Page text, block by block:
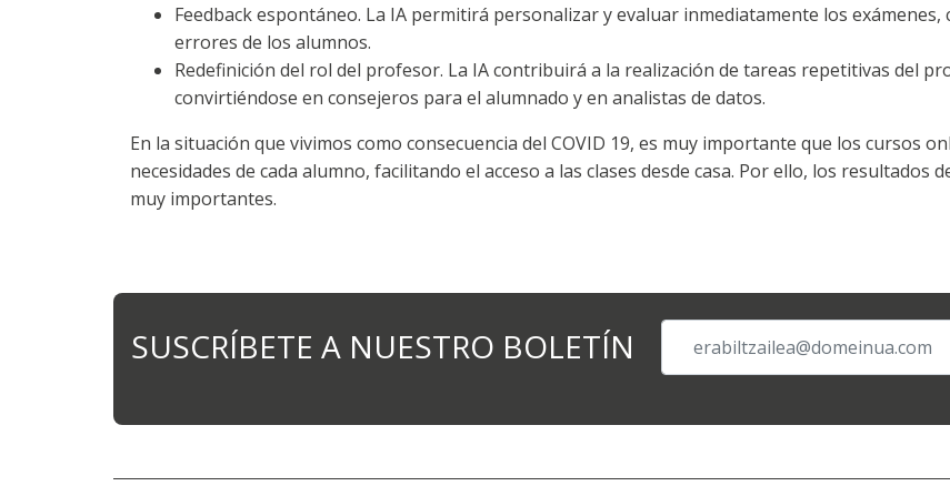
Feedback espontáneo. La IA permitirá personalizar y evaluar inmediatamente los
errores de los alumnos.
Redefinición del rol del profesor. La IA contribuirá a la realización de tareas repetitivas del
convirtiéndose en consejeros para el alumnado y en analistas de datos.
En la situación que vivimos como consecuencia del COVID 19, es muy importante que los cursos
necesidades de cada alumno, facilitando el acceso a las clases desde casa. Por ello, los resultados
muy importantes.
SUSCRÍBETE A NUESTRO BOLETÍN